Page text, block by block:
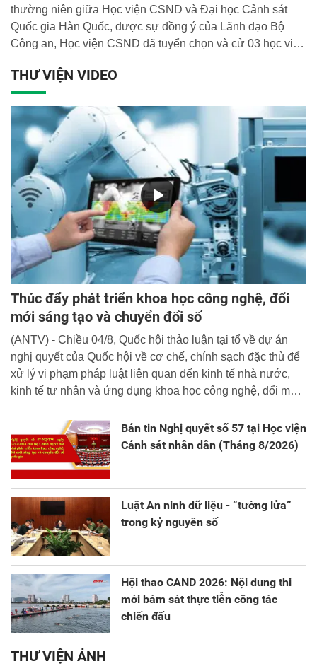
thường niên giữa Học viện CSND và Đại học Cảnh sát
Quốc gia Hàn Quốc, được sự đồng ý của Lãnh đạo Bộ
Công an, Học viện CSND đã tuyển chọn và cử 03 học viên
(tháng 8 - 12/2015), bao gồm: Phạm Tuấn Anh, lớp B11-
D38 (Trưởng đoàn); Nguyễn Tuấn Anh, lớp B12-D38; Cao
Đinh Khánh Toàn, lớp B13-D38.
THƯ VIỆN VIDEO
Thúc đẩy phát triển khoa học công nghệ, đổi
mới sáng tạo và chuyển đổi số
(ANTV) - Chiều 04/8, Quốc hội thảo luận tại tổ về dự án
nghị quyết của Quốc hội về cơ chế, chính sạch đặc thù để
xử lý vi phạm pháp luật liên quan đến kinh tế nhà nước,
kinh tế tư nhân và ứng dụng khoa học công nghệ, đổi mới
Bản tin Nghị quyết số 57 tại Học viện
Cảnh sát nhân dân (Tháng 8/2026)
Luật An ninh dữ liệu - “tường lửa”
trong kỷ nguyên số
Hội thao CAND 2026: Nội dung thi
mới bám sát thực tiễn công tác
chiến đấu
THƯ VIỆN ẢNH